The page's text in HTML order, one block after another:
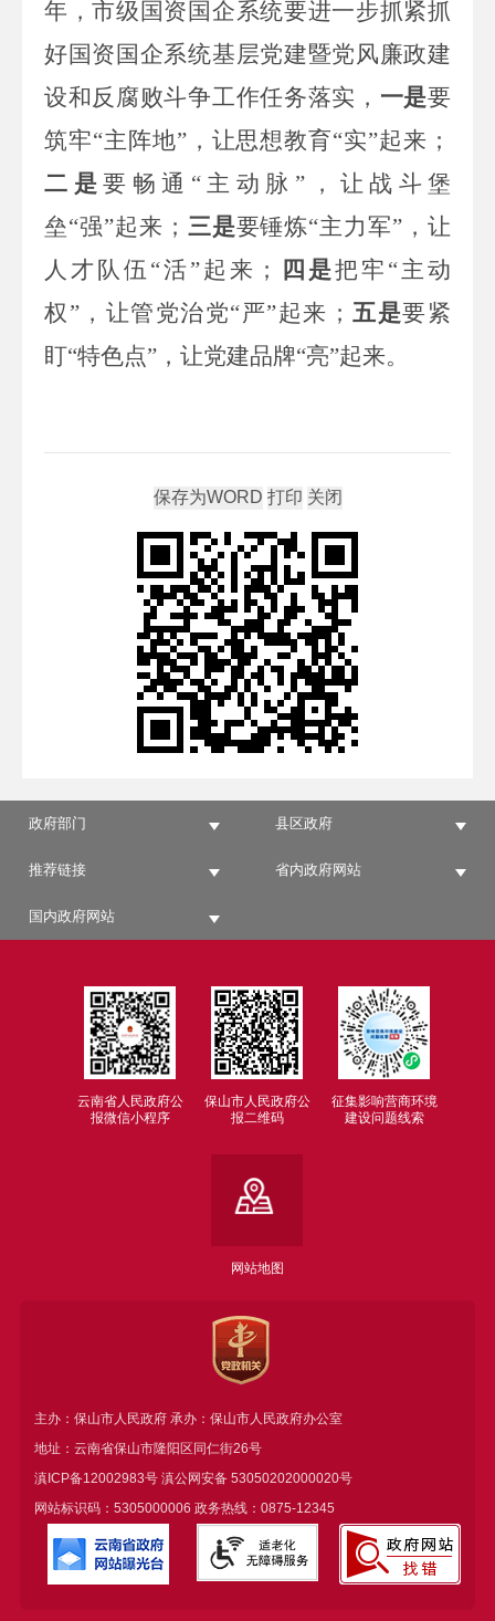
年，市级国资国企系统要进一步抓紧抓
好国资国企系统基层党建暨党风廉政建
设和反腐败斗争工作任务落实， 一是要
筑牢“主阵地”，让思想教育“实”起来；
二是 要畅通“主动脉”，让战斗堡
垒“强”起来； 三是要锤炼“主力军”，让
人才队伍“活”起来；
四是把牢“主动
权”，让管党治党“严”起来； 五是要紧
盯“特色点”，让党建品牌“亮”起来。
政府部门 县区政府
推荐链接 省内政府网站
国内政府网站
云南省人民政府公
报微信小程序
保山市人民政府公
报二维码
征集影响营商环境
建设问题线索
网站地图
主办：保山市人民政府 承办：保山市人民政府办公室
地址：云南省保山市隆阳区同仁街26号
滇ICP备12002983号滇公网安备 53050202000020号
网站标识码：5305000006 政务热线：0875-12345